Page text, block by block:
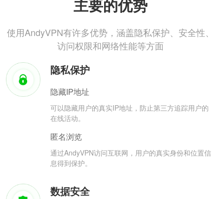
主要的优势
使用AndyVPN有许多优势，涵盖隐私保护、安全性、
访问权限和网络性能等方面
隐私保护
隐藏IP地址
可以隐藏用户的真实IP地址，防止第三方追踪用户的
在线活动。
匿名浏览
通过AndyVPN访问互联网，用户的真实身份和位置信
息得到保护。
数据安全